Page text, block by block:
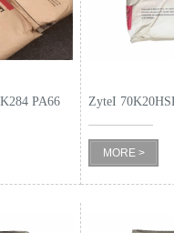
PA66 ZyteI
MORE >